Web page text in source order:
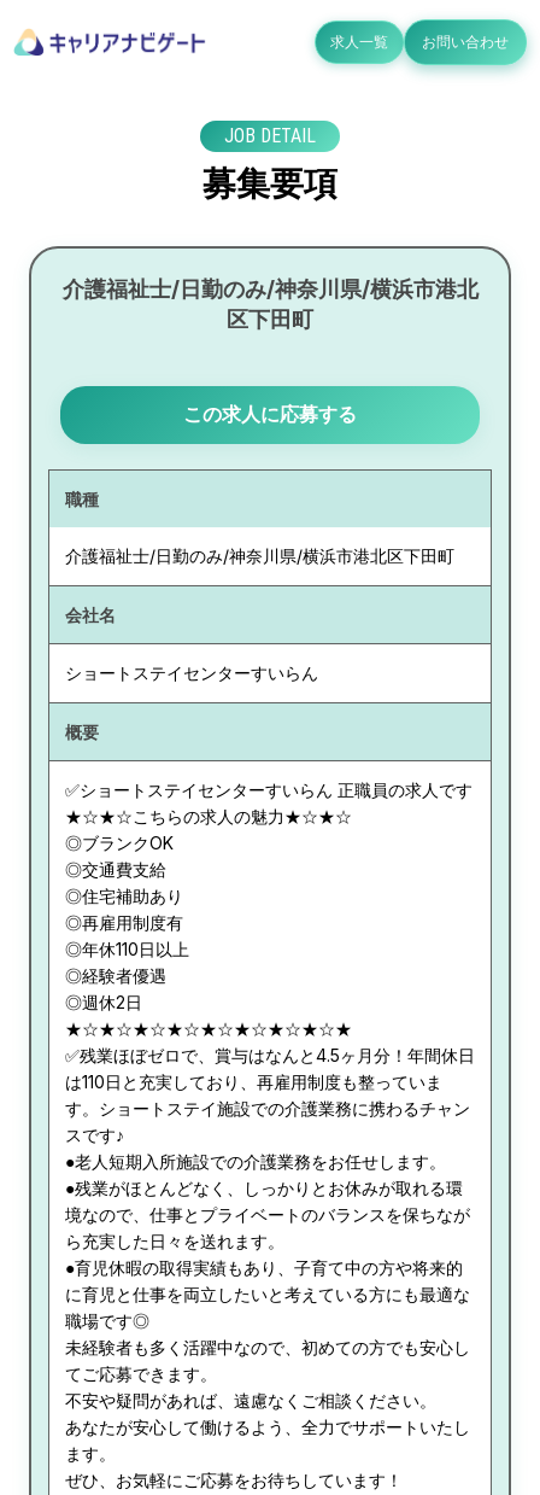
求人一覧 お問い合わせ
JOB DETAIL
募集要項
介護福祉士/日勤のみ/神奈川県/横浜市港北
区下田町
この求人に応募する
職種
介護福祉士/日勤のみ/神奈川県/横浜市港北区下田町
会社名
ショートステイセンターすいらん
概要
✅ショートステイセンターすいらん 正職員の求人です
★☆★☆こちらの求人の魅力★☆★☆
◎ブランクOK
◎交通費支給
◎住宅補助あり
◎再雇用制度有
◎年休110日以上
◎経験者優遇
◎週休2日
★☆★☆★☆★☆★☆★☆★☆★☆★
✅残業ほぼゼロで、賞与はなんと4.5ヶ月分！年間休日
は110日と充実しており、再雇用制度も整っていま
す。ショートステイ施設での介護業務に携わるチャン
スです♪
●老人短期入所施設での介護業務をお任せします。
●残業がほとんどなく、しっかりとお休みが取れる環
境なので、仕事とプライベートのバランスを保ちなが
ら充実した日々を送れます。
●育児休暇の取得実績もあり、子育て中の方や将来的
に育児と仕事を両立したいと考えている方にも最適な
職場です◎
未経験者も多く活躍中なので、初めての方でも安心し
てご応募できます。
不安や疑問があれば、遠慮なくご相談ください。
あなたが安心して働けるよう、全力でサポートいたし
ます。
ぜひ、お気軽にご応募をお待ちしています！